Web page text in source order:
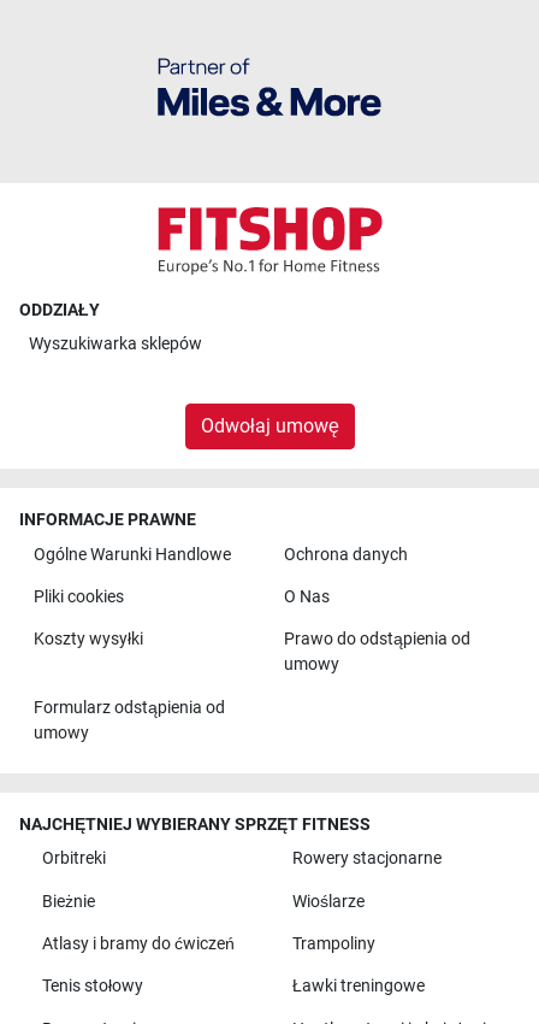
ODDZIAŁY
Wyszukiwarka sklepów
Odwołaj umowę
INFORMACJE PRAWNE
Ogólne Warunki Handlowe
Ochrona danych
Pliki cookies O Nas
Koszty wysyłki
Prawo do odstąpienia od
umowy
Formularz odstąpienia od
umowy
NAJCHĘTNIEJ WYBIERANY SPRZĘT FITNESS
Orbitreki
Rowery stacjonarne
Bieżnie Wioślarze
Atlasy i bramy do ćwiczeń Trampoliny
Tenis stołowy Ławki treningowe